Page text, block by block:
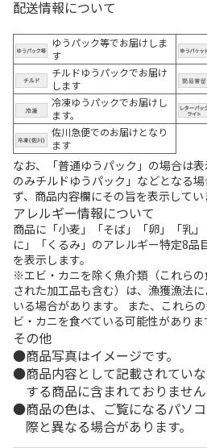
配送情報について
ゆうパック等でお届けしま
す
チルドゆうパックでお届け
します
冷凍ゆうパックでお届けし
ます。
佐川急便でのお届けとなり
ます
なお、「普通ゆうパック」の場合は
のみチルドゆうパック」などとなる
ず、商品内容欄にその旨を表示してい
アレルギー情報について
商品に「小麦」「そば」「卵」「乳
に」「くるみ」のアレルギー特定8品
を表示します。
※エビ・カニを除く魚介類（これら
された加工品も含む）は、漁獲漁法
いる場合があります。 また、これら
ビ・カニを食べている可能性がありま
その他
商品写真はイメージです。
商品内容として記載されてい
する商品に含まれておりません
商品の色は、ご覧になるパソ
際と異なる場合があります。